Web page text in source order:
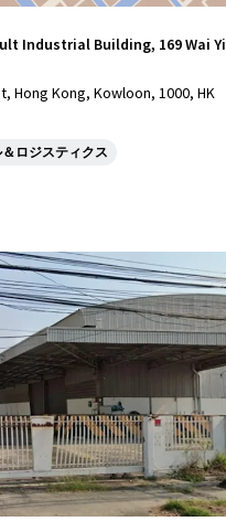
Industrial Building, 169 Wai
Hong Kong, Kowloon, 1000, HK
ロジスティクス